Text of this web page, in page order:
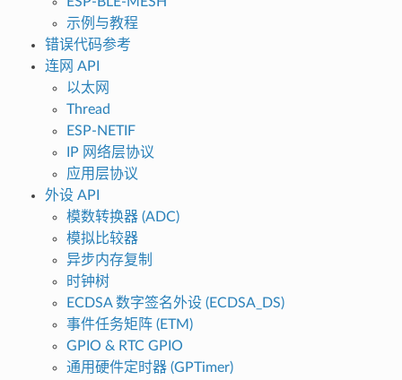
示例与教程
错误代码参考
连网 API
以太网
Thread
ESP-NETIF
IP 网络层协议
应用层协议
外设 API
模数转换器 (ADC)
模拟比较器
异步内存复制
时钟树
ECDSA 数字签名外设 (ECDSA_DS)
事件任务矩阵 (ETM)
GPIO & RTC GPIO
通用硬件定时器 (GPTimer)